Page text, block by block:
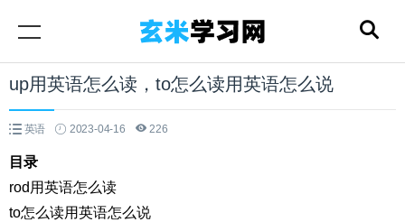
up用英语怎么读，to怎么读用英语怎么说
英语 2023-04-16 226
目录
rod用英语怎么读
to怎么读用英语怎么说